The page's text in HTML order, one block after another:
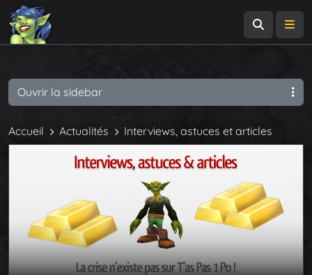
Accueil Actualités Interviews, astuces et articles
Ouvrir la sidebar